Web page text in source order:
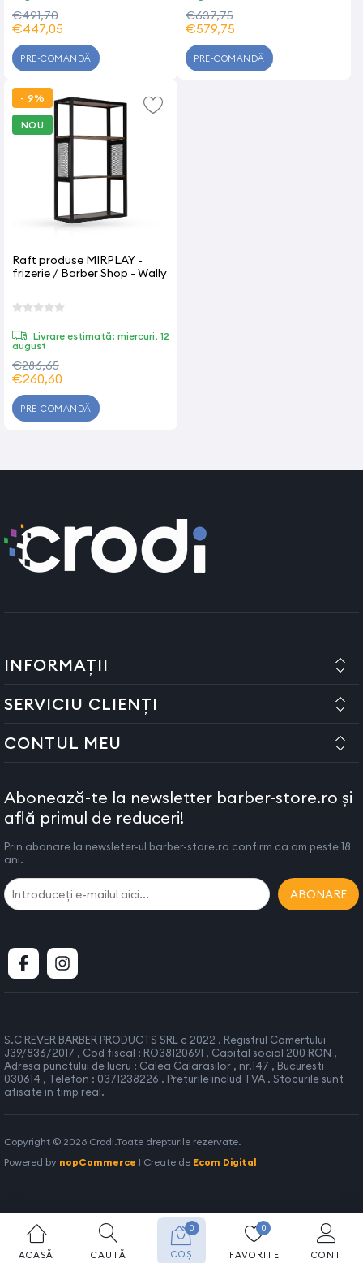
ACASĂ CAUTĂ CONT
FAVORITE
0
COȘ
0
€491,70
€447,05
PRE-COMANDĂ
€637,75
€579,75
PRE-COMANDĂ
- 9%
NOU
Raft produse MIRPLAY -
frizerie / Barber Shop - Wally
Livrare estimată: miercuri, 12
august
€286,65
€260,60
PRE-COMANDĂ
INFORMAȚII
SERVICIU CLIENȚI
CONTUL MEU
Abonează-te la newsletter barber-store.ro și
află primul de reduceri!
Prin abonare la newsleter-ul barber-store.ro confirm ca am peste 18
ani.
ABONARE
S.C REVER BARBER PRODUCTS SRL c 2022 . Registrul Comertului
J39/836/2017 , Cod fiscal : RO38120691 , Capital social 200 RON ,
Adresa punctului de lucru : Calea Calarasilor , nr.147 , Bucuresti
030614 , Telefon : 0371238226 . Preturile includ TVA . Stocurile sunt
afisate in timp real.
Copyright © 2026 Crodi.Toate drepturile rezervate.
Powered by nopCommerce | Create de Ecom Digital